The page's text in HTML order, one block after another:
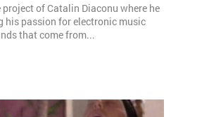
of Catalin Diaconu where he
his passion for electronic music
that come from...